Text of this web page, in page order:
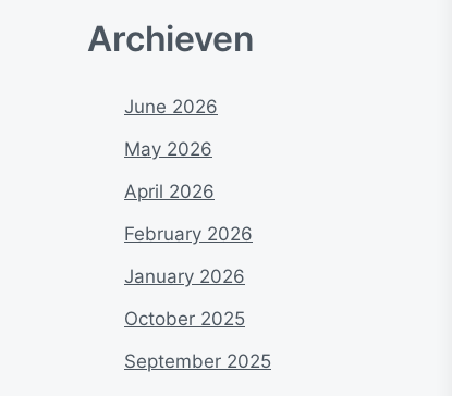
Archieven
June 2026
May 2026
April 2026
February 2026
January 2026
October 2025
September 2025